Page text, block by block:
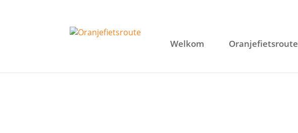
Welkom Oranjefietsroute